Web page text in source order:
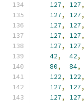
127, 127,
127, 127,
127, 127,
127, 127,
127, 127,
42, 42,
80, 84,
122, 122,
127, 127,
127, 127,